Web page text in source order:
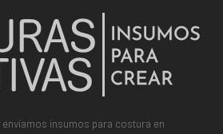
insumos para costura en